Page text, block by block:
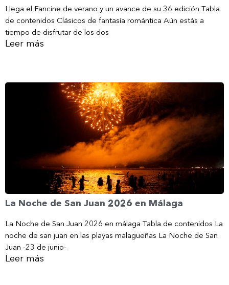
Llega el Fancine de verano y un avance de su 36 edición Tabla
de contenidos Clásicos de fantasía romántica Aún estás a
tiempo de disfrutar de los dos
Leer más
La Noche de San Juan 2026 en Málaga
La Noche de San Juan 2026 en málaga Tabla de contenidos La
noche de san juan en las playas malagueñas La Noche de San
Juan -23 de junio-
Leer más